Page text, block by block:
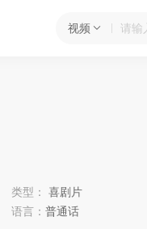
视频
类型：
喜剧片
语言： 普通话